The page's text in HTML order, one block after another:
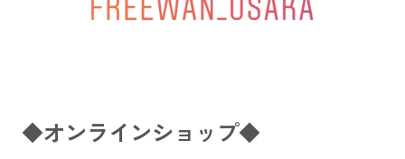
◆オンラインショップ◆